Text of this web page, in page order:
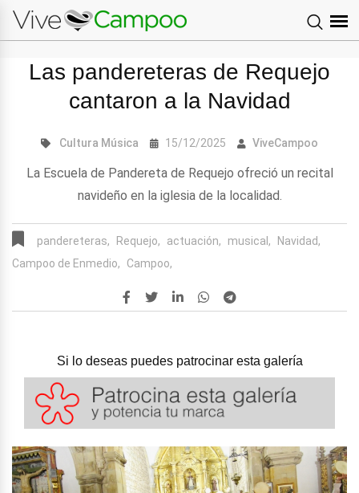
Las pandereteras de Requejo
cantaron a la Navidad
Cultura Música 15/12/2025 ViveCampoo
La Escuela de Pandereta de Requejo ofreció un recital
navideño en la iglesia de la localidad.
pandereteras, Requejo, actuación, musical,
Navidad,
Campoo de Enmedio,
Campoo,
Si lo deseas puedes patrocinar esta galería